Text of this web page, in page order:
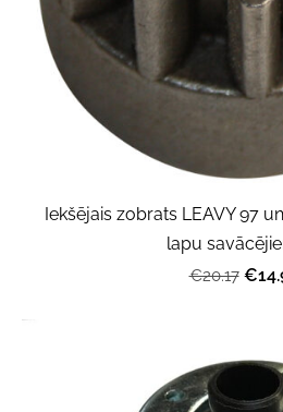
Iekšējais zobrats LEAVY 97
lapu
€20.17